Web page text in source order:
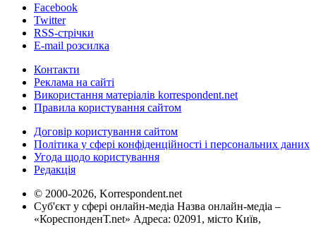
Facebook
Twitter
RSS-стрічки
E-mail розсилка
Контакти
Реклама на сайті
Використання матеріалів korrespondent.net
Правила користування сайтом
Договір користування сайтом
Політика у сфері конфіденційності і персональних даних
Угода щодо користування
Редакція
© 2000-2026, Korrespondent.net
Суб'єкт у сфері онлайн-медіа Назва онлайн-медіа –
«КореспонденТ.net» Адреса: 02091, місто Київ,